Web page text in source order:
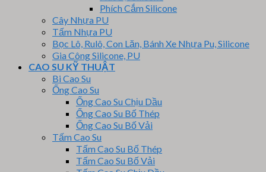
Phích Cắm Silicone
Cây Nhựa PU
Tấm Nhựa PU
Bọc Lô, Rulô, Con Lăn, Bánh Xe Nhựa Pu, Silicone
Gia Công Silicone, PU
CAO SU KỸ THUẬT
Bi Cao Su
Ống Cao Su
Ống Cao Su Chịu Dầu
Ống Cao Su Bố Thép
Ống Cao Su Bố Vải
Tấm Cao Su
Tấm Cao Su Bố Thép
Tấm Cao Su Bố Vải